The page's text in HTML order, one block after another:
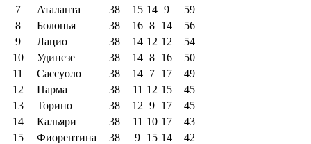
7
Аталанта 38 15 14 9
59
8
Болонья 38 16 8 14
56
9
Лацио 38 14 12 12
54
10
Удинезе 38 14 8 16
50
11
Сассуоло 38 14 7 17
49
12
Парма 38 11 12 15
45
13
Торино 38 12 9 17
45
14
Кальяри 38 11 10 17
43
15
Фиорентина 38 9 15 14
42